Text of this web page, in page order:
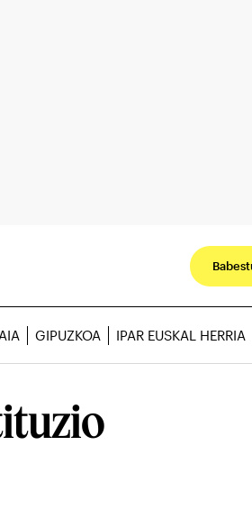
GIPUZKOA IPAR EUSKAL HERRIA